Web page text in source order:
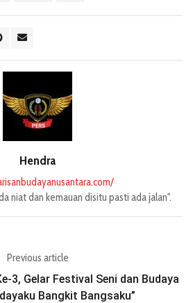
Hendra
niat dan kemauan disitu pasti ada jalan".
Previous article
3, Gelar Festival Seni dan Budaya
Bangkit Bangsaku”